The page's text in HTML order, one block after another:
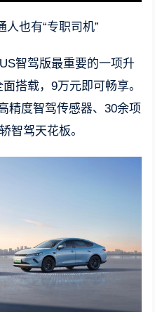
也有“专职司机”
智驾版最重要的一项升
搭载，9万元即可畅享。
精度智驾传感器、30余项
智驾天花板。